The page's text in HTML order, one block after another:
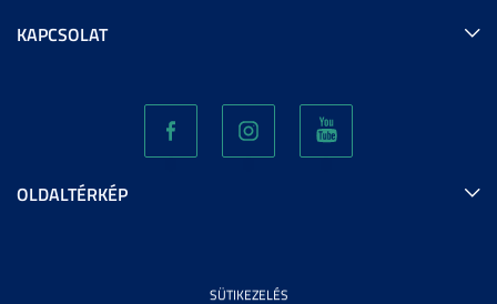
KAPCSOLAT
OLDALTÉRKÉP
SÜTIKEZELÉS